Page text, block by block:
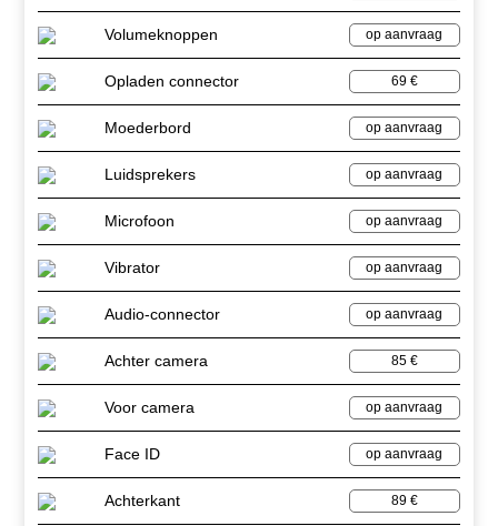
Volumeknoppen op aanvraag
Opladen connector 69 €
Moederbord op aanvraag
Luidsprekers op aanvraag
Microfoon op aanvraag
Vibrator op aanvraag
Audio-connector op aanvraag
Achter camera 85 €
Voor camera op aanvraag
Face ID op aanvraag
Achterkant 89 €